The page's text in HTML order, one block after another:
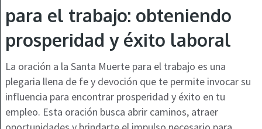
para el trabajo: obteniendo
prosperidad y éxito laboral
La oración a la Santa Muerte para el trabajo es una
plegaria llena de fe y devoción que te permite invocar su
influencia para encontrar prosperidad y éxito en tu
empleo. Esta oración busca abrir caminos, atraer